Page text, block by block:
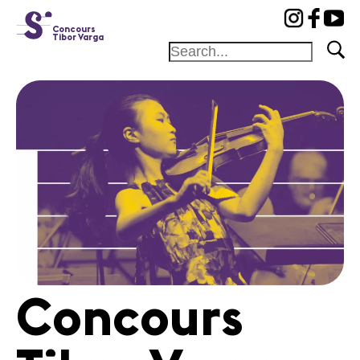
Concours
Tibor Varga
Académie
Concours
Amis et
Mécènes
Médiation
Jury
Programme
Concerts
Concours